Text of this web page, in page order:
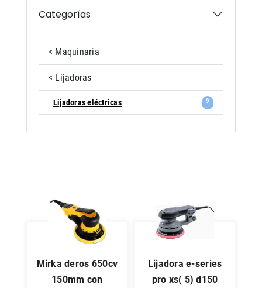
Categorías
< Maquinaria
< Lijadoras
Lijadoras eléctricas 9
mirka deros 650cv
150mm con
lijadora e-series
pro xs( 5) d150